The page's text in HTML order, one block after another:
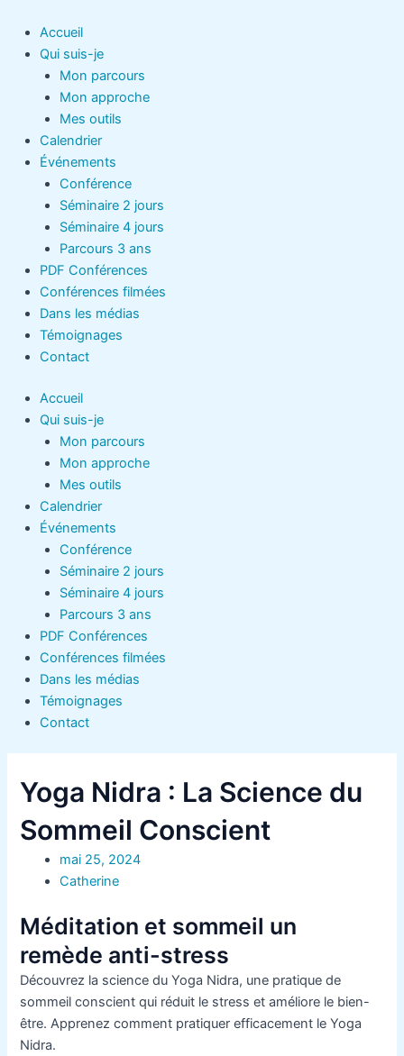
contenu
Accueil
Qui suis-je
Mon parcours
Mon approche
Mes outils
Calendrier
Événements
Conférence
Séminaire 2 jours
Séminaire 4 jours
Parcours 3 ans
PDF Conférences
Conférences filmées
Dans les médias
Témoignages
Contact
Accueil
Qui suis-je
Mon parcours
Mon approche
Mes outils
Calendrier
Événements
Conférence
Séminaire 2 jours
Séminaire 4 jours
Parcours 3 ans
PDF Conférences
Conférences filmées
Dans les médias
Témoignages
Contact
Yoga Nidra : La Science du
Sommeil Conscient
mai 25, 2024
Catherine
Méditation et sommeil un
remède anti-stress
Découvrez la science du Yoga Nidra, une pratique de
sommeil conscient qui réduit le stress et améliore le bien-
être. Apprenez comment pratiquer efficacement le Yoga
Nidra.